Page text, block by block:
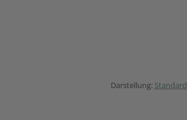
Darstellung: Standard